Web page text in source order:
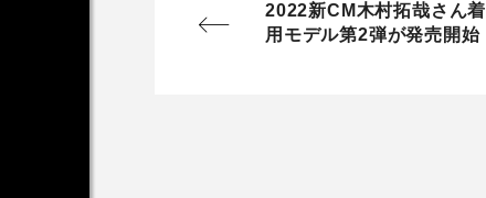
2022新CM木村拓哉さん着
用モデル第2弾が発売開始